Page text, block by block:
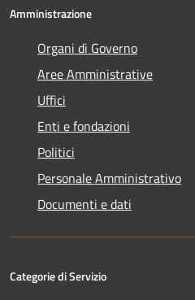
Amministrazione
Organi di Governo
Aree Amministrative
Uffici
Enti e fondazioni
Politici
Personale Amministrativo
Documenti e dati
Categorie di Servizio